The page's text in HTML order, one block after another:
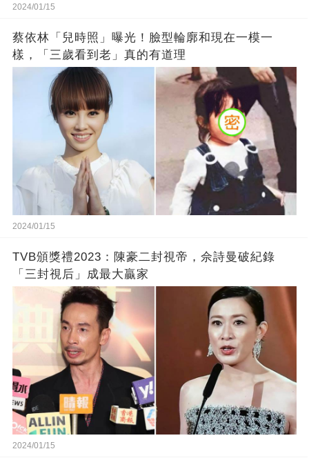
2024/01/15
蔡依林「兒時照」曝光！臉型輪廓和現在一模一
樣，「三歲看到老」真的有道理
2024/01/15
TVB頒獎禮2023：陳豪二封視帝，佘詩曼破紀錄
「三封視后」成最大贏家
2024/01/15